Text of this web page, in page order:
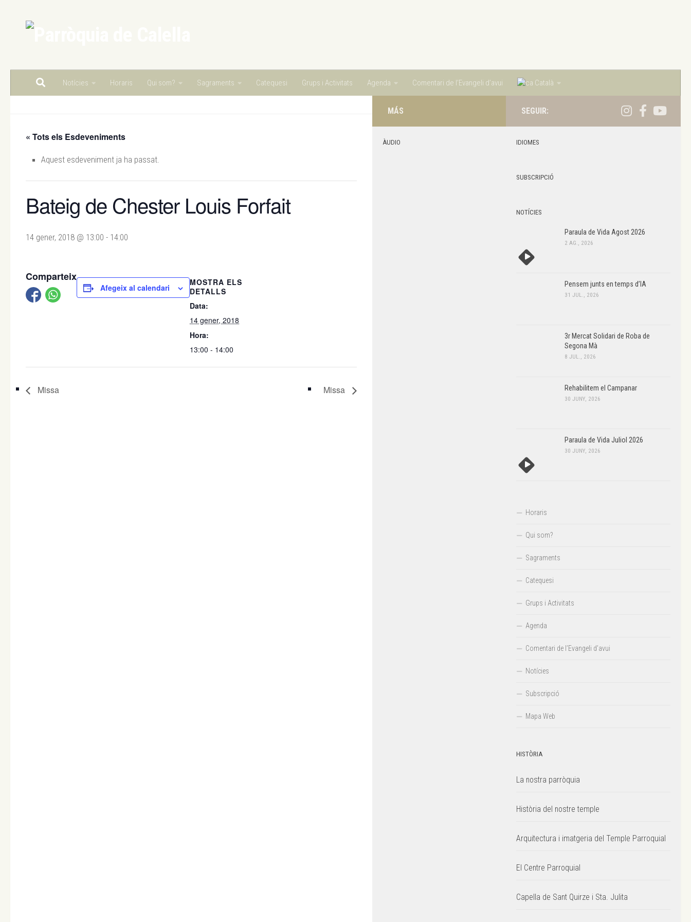
Notícies Horaris Qui som? Sagraments Catequesi Grups i Activitats Agenda Comentari de l’Evangeli d’avui Català
« Tots els Esdeveniments
Aquest esdeveniment ja ha passat.
Bateig de Chester Louis Forfait
14 gener, 2018 @ 13:00 - 14:00
Comparteix
Afegeix al calendari
MOSTRA ELS
DETALLS
Data:
14 gener, 2018
Hora:
13:00 - 14:00
Missa Missa
SEGUIR:
IDIOMES
SUBSCRIPCIÓ
NOTÍCIES
Paraula de Vida Agost 2026
2 AG., 2026
Pensem junts en temps d’IA
31 JUL., 2026
3r Mercat Solidari de Roba de
Segona Mà
8 JUL., 2026
Rehabilitem el Campanar
30 JUNY, 2026
Paraula de Vida Juliol 2026
30 JUNY, 2026
Horaris
Qui som?
Sagraments
Catequesi
Grups i Activitats
Agenda
Comentari de l’Evangeli d’avui
Notícies
Subscripció
Mapa Web
HISTÒRIA
La nostra parròquia
Història del nostre temple
Arquitectura i imatgeria del Temple Parroquial
El Centre Parroquial
Capella de Sant Quirze i Sta. Julita
MÁS
ÀUDIO